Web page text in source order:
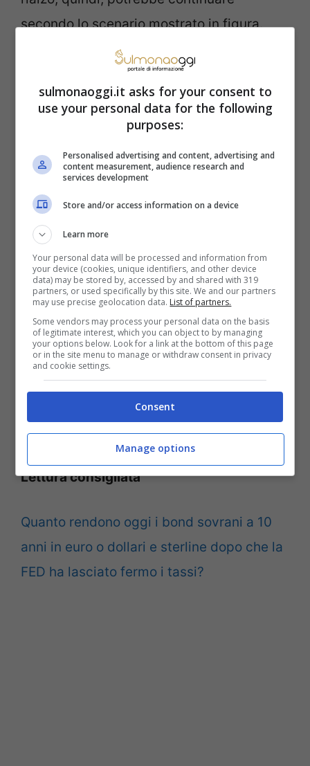
secondo lo scenario mostrato in figura.
Un segnale di debolezza potrebbe arrivare
da una chiusura settimanale inferiore a
32.220. Un indizio che questo scenario
arrivare dalla mancata rottura della
resistenza intermedia in area 34.328.
Tutti gli indicatori sono impostati saldamente al rialzo sul
Ftse Mib Future
Lettura consigliata
Quanto rendono oggi i bond sovrani a 10
anni in euro o dollari e sterline dopo che la
FED ha lasciato fermo i tassi?
sulmonaoggi.it asks for your consent to
use your personal data for the following
purposes:
Personalised advertising and content, advertising and
content measurement, audience research and
services development
Store and/or access information on a device
Learn more
Your personal data will be processed and information from
your device (cookies, unique identifiers, and other device
data) may be stored by, accessed by and shared with 319
partners, or used specifically by this site. We and our partners
may use precise geolocation data. List of partners.
Some vendors may process your personal data on the basis
of legitimate interest, which you can object to by managing
your options below. Look for a link at the bottom of this page
or in the site menu to manage or withdraw consent in privacy
and cookie settings.
Consent
Manage options